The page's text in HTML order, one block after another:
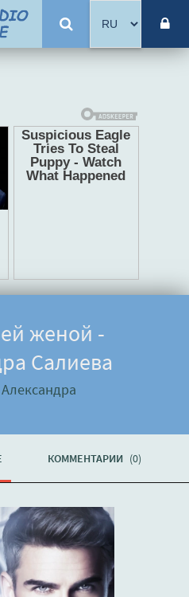
женой -
Салиева
КОММЕНТАРИИ (0)